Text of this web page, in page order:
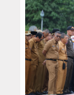
Politik
Berita Foto
Budaya &
Ekbis
Olahraga